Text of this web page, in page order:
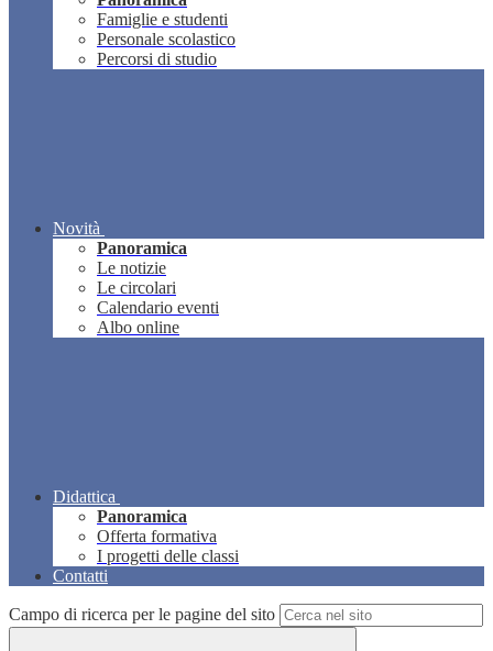
Famiglie e studenti
Personale scolastico
Percorsi di studio
Novità
Panoramica
Le notizie
Le circolari
Calendario eventi
Albo online
Didattica
Panoramica
Offerta formativa
I progetti delle classi
Contatti
Campo di ricerca per le pagine del sito